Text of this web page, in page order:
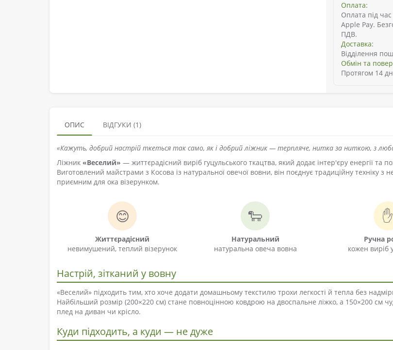
Оплата:
Оплата під
Apple Pay.
ПДВ.
Доставка:
Відділення
Обмін та
Протягом 14
ОПИС ВІДГУКИ (1)
«Кажуть, добрий настрій ткеться так само, як і добрий ліжник — терпляче, нитка за ниткою, з
Ліжник «Веселий» — життєрадісний виріб гуцульського ткацтва, який додає інтер'єру енергії та
Виготовлений майстрами з Косова із натуральної овечої вовни, він поєднує традиційну техніку з
приємним для ока візерунком.
😊
Життєрадісний
невимушений, теплий візерунок
🐑
Натуральний
натуральна овеча вовна
✋
Ручна
кожен виріб
Настрій, зітканий у вовну
«Веселий» підходить тим, хто хоче додати домашньому текстилю трохи легкості й тепла без
Найбільший розмір (200×220 см) стане повноцінною ковдрою на двоспальне ліжко, а 150×200 см
плед на диван чи крісло.
Куди підходить, а куди — не дуже